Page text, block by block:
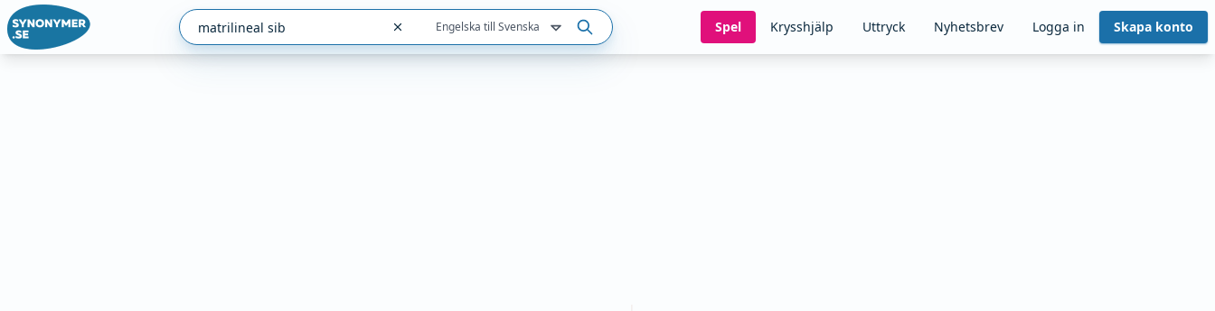
Engelska till Svenska Spel Krysshjälp Uttryck Nyhetsbrev Logga in Skapa konto